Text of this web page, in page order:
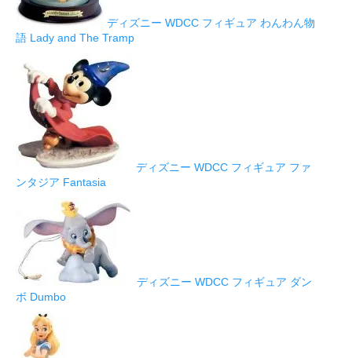
ディズニー WDCC フィギュア わんわん物
語 Lady and The Tramp
ディズニー WDCC フィギュア ファ
ンタジア Fantasia
ディズニー WDCC フィギュア ダン
ボ Dumbo